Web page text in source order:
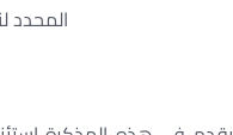
المحدد